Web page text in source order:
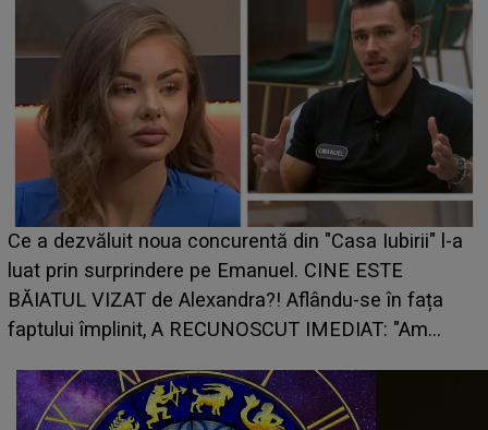
HOROSCOP 7 august 2026. Zodia care intră într-o
perioadă marcată de încercări. Problemele se adună
din toate părțile, iar o veste neașteptată îi dă planurile
peste cap